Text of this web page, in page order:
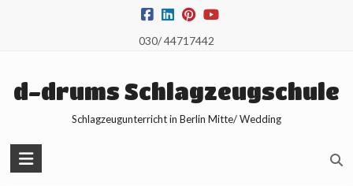
030/ 44717442
d-drums Schlagzeugschule
Schlagzeugunterricht in Berlin Mitte/ Wedding